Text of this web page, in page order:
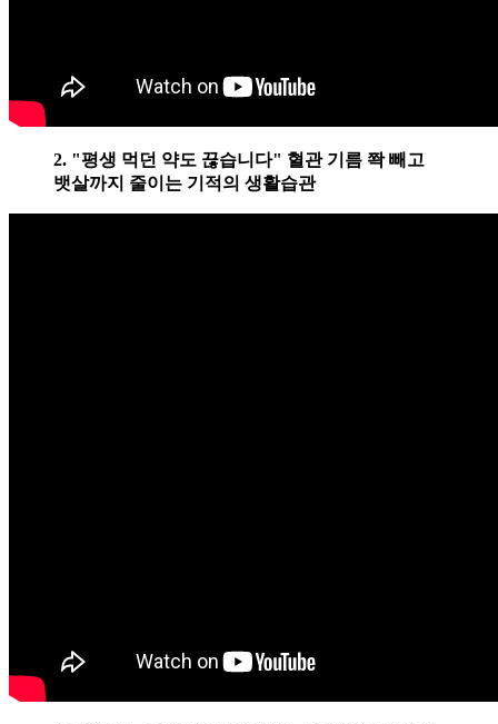
2. "평생 먹던 약도 끊습니다" 혈관 기름 쫙 빼고
뱃살까지 줄이는 기적의 생활습관